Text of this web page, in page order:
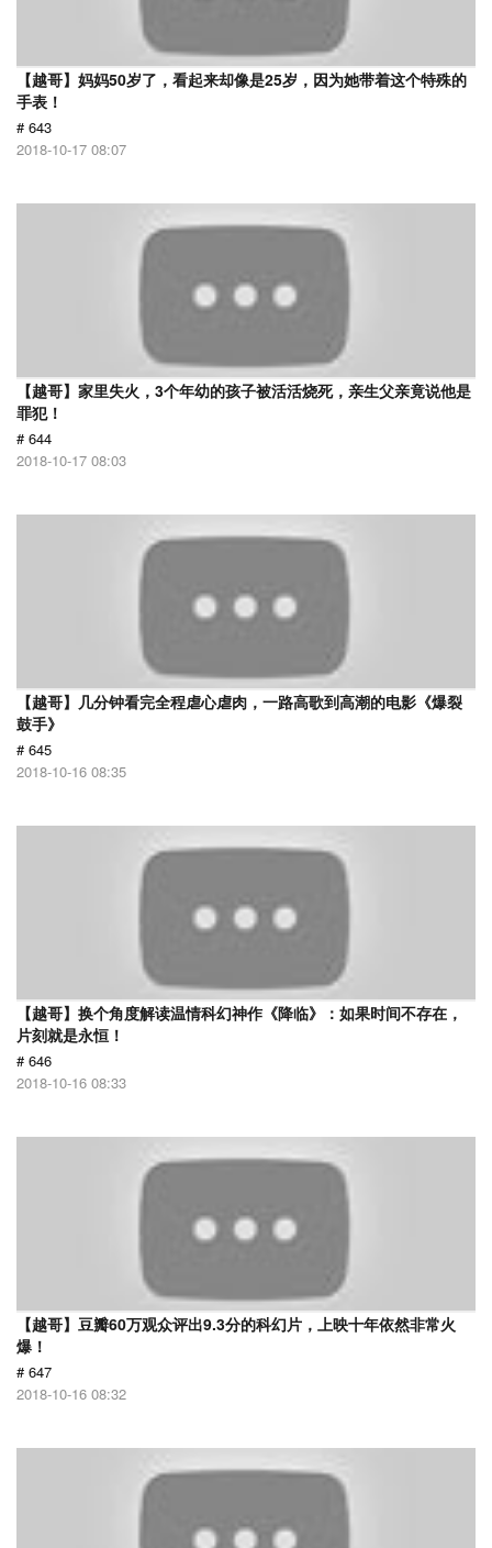
【越哥】妈妈50岁了，看起来却像是25岁，因为她带着这个特殊的
手表！
# 643
2018-10-17 08:07
【越哥】家里失火，3个年幼的孩子被活活烧死，亲生父亲竟说他是
罪犯！
# 644
2018-10-17 08:03
【越哥】几分钟看完全程虐心虐肉，一路高歌到高潮的电影《爆裂
鼓手》
# 645
2018-10-16 08:35
【越哥】换个角度解读温情科幻神作《降临》：如果时间不存在，
片刻就是永恒！
# 646
2018-10-16 08:33
【越哥】豆瓣60万观众评出9.3分的科幻片，上映十年依然非常火
爆！
# 647
2018-10-16 08:32